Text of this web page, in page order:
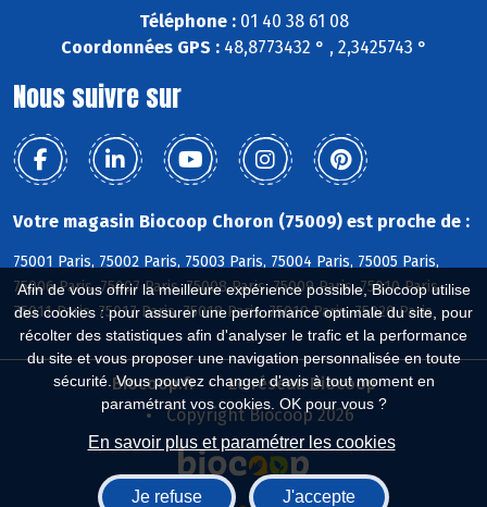
Afin de vous offrir la meilleure expérience possible, Biocoop utilise
des cookies : pour assurer une performance optimale du site, pour
récolter des statistiques afin d'analyser le trafic et la performance
du site et vous proposer une navigation personnalisée en toute
sécurité. Vous pouvez changer d'avis à tout moment en
paramétrant vos cookies. OK pour vous ?
En savoir plus et paramétrer les cookies
Je refuse J'accepte
Téléphone :01 40 38 61 08
Coordonnées GPS :48,8773432 ° , 2,3425743 °
Nous suivre sur
Votre magasin Biocoop Choron (75009) est proche de :
75001 Paris, 75002 Paris, 75003 Paris, 75004 Paris, 75005 Paris,
75006 Paris, 75007 Paris, 75008 Paris, 75009 Paris, 75010 Paris,
75011 Paris, 75017 Paris, 75018 Paris, 75019 Paris, 75020 Paris
Biocoop.fr
Le réseau Biocoop
Copyright Biocoop 2026